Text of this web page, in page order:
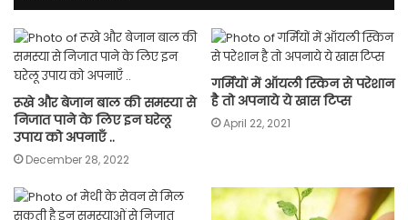
रूखे और बेजान बाल की समस्या से
निजात पाने के लिए इन घरेलू
उपाय को अपनाएँ ..
December 28, 2022
गर्मियों में ऑयली स्किन से परेशान
है तो अपनाये ये खास टिप्स
April 22, 2021